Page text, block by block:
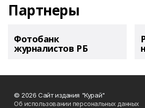
Партнеры
Фотобанк
журналистов РБ
© 2026 Сайт издания "Курай"
Об использовании персональных данных